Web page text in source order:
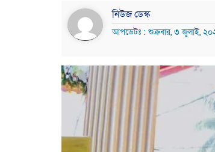
নিউজ ডেস্ক
আপডেটঃ : শুক্রবার, ৩ জুলাই,